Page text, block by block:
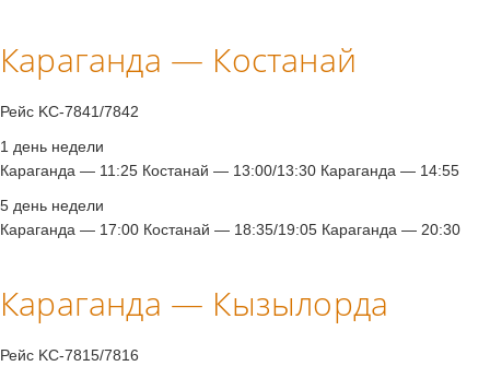
Караганда — Костанай
Рейс KC-7841/7842
1 день недели
Караганда — 11:25 Костанай — 13:00/13:30 Караганда — 14:55
5 день недели
Караганда — 17:00 Костанай — 18:35/19:05 Караганда — 20:30
Караганда — Кызылорда
Рейс KC-7815/7816